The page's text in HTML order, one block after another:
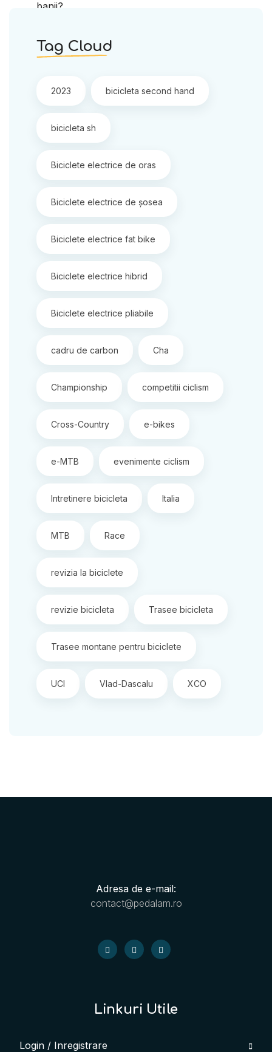
Tag Cloud
2023 bicicleta second hand
bicicleta sh
Biciclete electrice de oras
Biciclete electrice de șosea
Biciclete electrice fat bike
Biciclete electrice hibrid
Biciclete electrice pliabile
cadru de carbon Cha
Championship competitii ciclism
Cross-Country e-bikes
e-MTB evenimente ciclism
Intretinere bicicleta Italia
MTB Race
revizia la biciclete
revizie bicicleta Trasee bicicleta
Trasee montane pentru biciclete
UCI Vlad-Dascalu XCO
Adresa de e-mail:
contact@pedalam.ro
Linkuri Utile
Login / Inregistrare